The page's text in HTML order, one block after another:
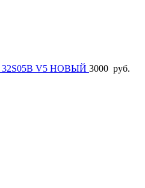
32S05B V5 НОВЫЙ 3000 руб.